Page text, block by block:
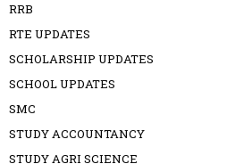
RRB
RTE UPDATES
SCHOLARSHIP UPDATES
SCHOOL UPDATES
SMC
STUDY ACCOUNTANCY
STUDY AGRI SCIENCE